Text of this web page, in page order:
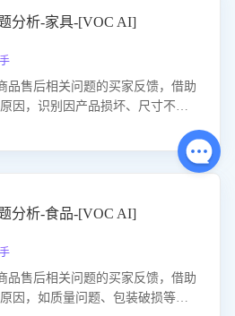
分析-家具-[VOC AI]
品售后相关问题的买家反馈，借助
因，识别因产品损坏、尺寸不符
现销售额的显著提升。
分析-食品-[VOC AI]
品售后相关问题的买家反馈，借助
因，如质量问题、包装破损等，